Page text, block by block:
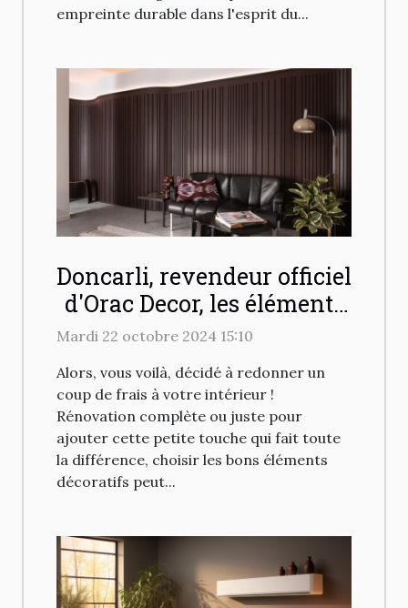
empreinte durable dans l'esprit du...
Doncarli, revendeur officiel
d'Orac Decor, les éléments
décoratifs pour intérieur !
Mardi 22 octobre 2024 15:10
Alors, vous voilà, décidé à redonner un
coup de frais à votre intérieur !
Rénovation complète ou juste pour
ajouter cette petite touche qui fait toute
la différence, choisir les bons éléments
décoratifs peut...